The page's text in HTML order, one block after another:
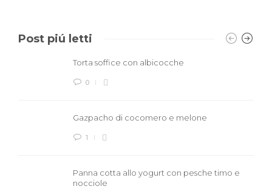
Post piú letti
Torta soffice con albicocche
0
Gazpacho di cocomero e melone
1
Panna cotta allo yogurt con pesche timo e
nocciole